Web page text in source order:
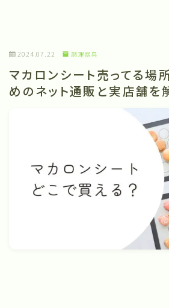
2024.07.22 調理器具
マカロンシート売ってる場
めのネット通販と実店舗を